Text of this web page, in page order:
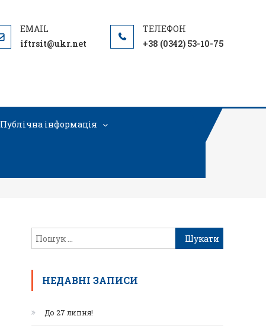
iftrsit@ukr.net +38 (0342) 53-10-75
Публічна інформація
НЕДАВНІ ЗАПИСИ
До 27 липня!